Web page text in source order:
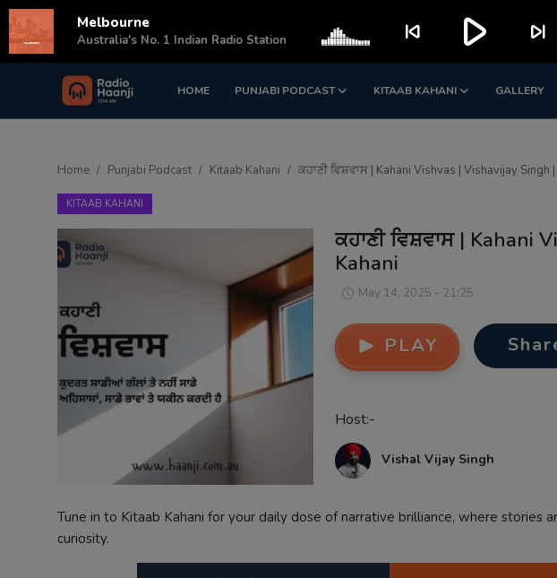
HOME PUNJABI PODCAST KITAAB KAHANI GALLERY
Login Register
Punjabi Podcast
Kitaab Kahani
Sponsors
Matrimonial
Home Punjabi Podcast Kitaab Kahani ਕਹਾਣੀ ਵਿਸ਼ਵਾਸ | Kahani Vishvas | Vishavijay Singh
KITAAB KAHANI
ਕਹਾਣੀ ਵਿਸ਼ਵਾਸ | Kahani
Kahani
May 14, 2025 - 21:25
PLAY
Host:-
Vishal Vijay Singh
Tune in to Kitaab Kahani for your daily dose of narrative brilliance, where stories
curiosity.
Melbourne
Australia's No. 1 Indian Radio Station skip_previous play_arrow skip_next